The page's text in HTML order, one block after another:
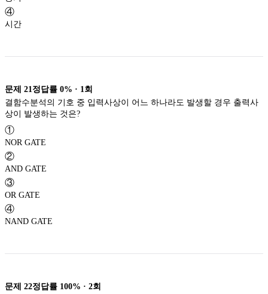
④
시간
문제 21 정답률 0% · 1 회
결함수분석의 기호 중 입력사상이 어느 하나라도 발생할 경우 출력사
상이 발생하는 것은?
①
NOR GATE
②
AND GATE
③
OR GATE
④
NAND GATE
문제 22정답률 100% · 2회